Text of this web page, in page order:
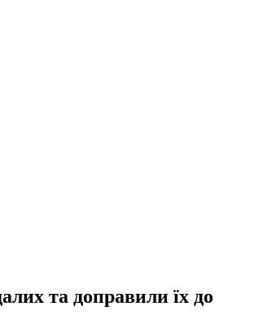
та доправили їх до